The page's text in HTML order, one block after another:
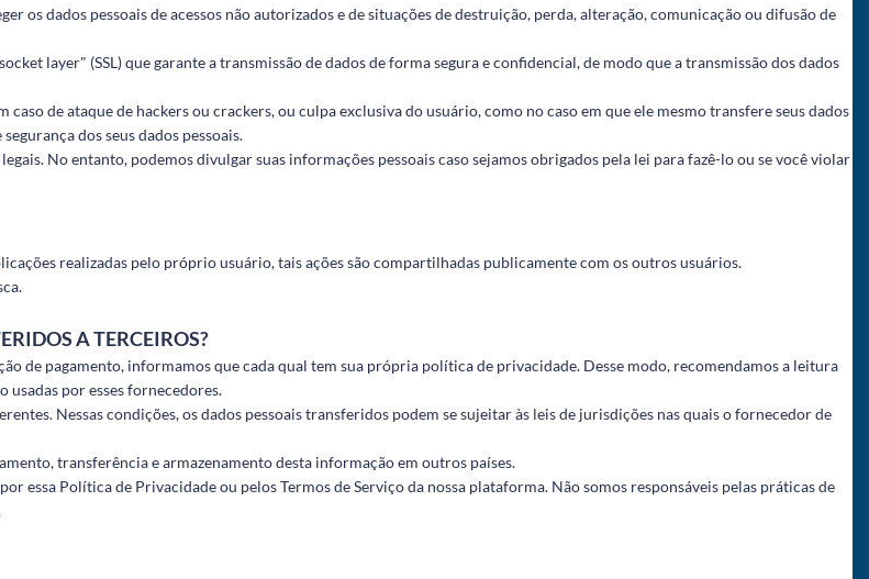
os dados pessoais de acessos não autorizados e de situações de destruição, perda, alteração, comunicação ou difusão de
layer" (SSL) que garante a transmissão de dados de forma segura e confidencial, de modo que a transmissão dos dados
de ataque de hackers ou crackers, ou culpa exclusiva do usuário, como no caso em que ele mesmo transfere seus dados
dos seus dados pessoais.
No entanto, podemos divulgar suas informações pessoais caso sejamos obrigados pela lei para fazê-lo ou se você violar
realizadas pelo próprio usuário, tais ações são compartilhadas publicamente com os outros usuários.
A TERCEIROS?
de pagamento, informamos que cada qual tem sua própria política de privacidade. Desse modo, recomendamos a leitura
usadas por esses fornecedores.
Nessas condições, os dados pessoais transferidos podem se sujeitar às leis de jurisdições nas quais o fornecedor de
transferência e armazenamento desta informação em outros países.
essa Política de Privacidade ou pelos Termos de Serviço da nossa plataforma. Não somos responsáveis pelas práticas de